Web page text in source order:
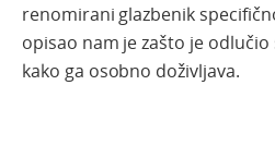
renomirani glazbenik
opisao nam je zašto je
kako ga osobno doživljava.